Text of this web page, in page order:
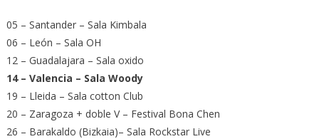
05 – Santander – Sala Kimbala
06 – León – Sala OH
12 – Guadalajara – Sala oxido
14 – Valencia – Sala Woody
19 – Lleida – Sala cotton Club
20 – Zaragoza + doble V – Festival Bona Chen
26 – Barakaldo (Bizkaia)– Sala Rockstar Live